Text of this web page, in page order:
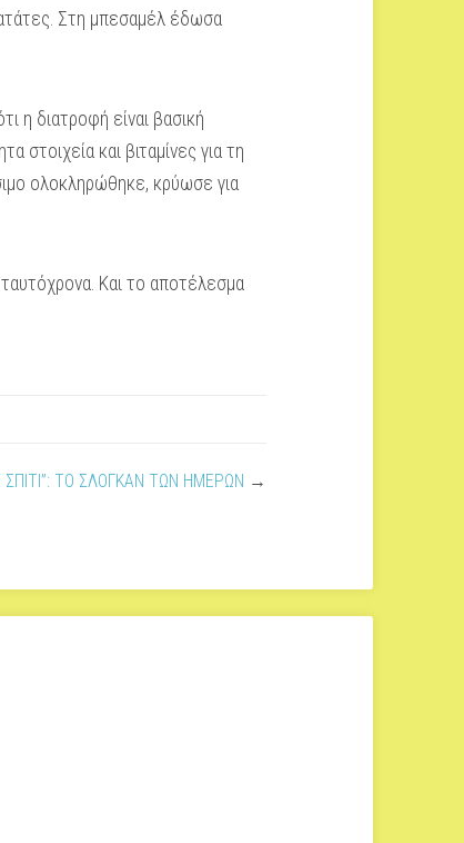
Στη μπεσαμέλ έδωσα
η διατροφή είναι βασική
στοιχεία και βιταμίνες για τη
ολοκληρώθηκε, κρύωσε για
Και το αποτέλεσμα
ΣΠΙΤΙ”: ΤΟ ΣΛΟΓΚΑΝ ΤΩΝ ΗΜΕΡΩΝ →